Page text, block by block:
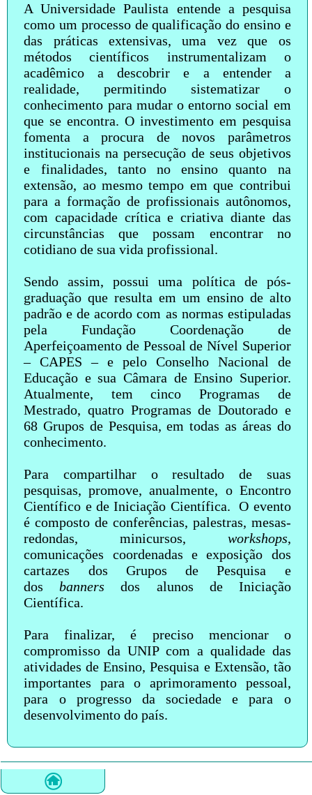
A Universidade Paulista entende a pesquisa
como um processo de qualificação do ensino e
das práticas extensivas, uma vez que os
métodos científicos instrumentalizam o
acadêmico a descobrir e a entender a
realidade, permitindo sistematizar o
conhecimento para mudar o entorno social em
que se encontra. O investimento em pesquisa
fomenta a procura de novos parâmetros
institucionais na persecução de seus objetivos
e finalidades, tanto no ensino quanto na
extensão, ao mesmo tempo em que contribui
para a formação de profissionais autônomos,
com capacidade crítica e criativa diante das
circunstâncias que possam encontrar no
cotidiano de sua vida profissional.
Sendo assim, possui uma política de pós-
graduação que resulta em um ensino de alto
padrão e de acordo com as normas estipuladas
pela Fundação Coordenação de
Aperfeiçoamento de Pessoal de Nível Superior
– CAPES – e pelo Conselho Nacional de
Educação e sua Câmara de Ensino Superior.
Atualmente, tem cinco Programas de
Mestrado, quatro Programas de Doutorado e
68 Grupos de Pesquisa, em todas as áreas do
conhecimento.
Para compartilhar o resultado de suas
pesquisas, promove, anualmente, o Encontro
Científico e de Iniciação Científica. O evento
é composto de conferências, palestras, mesas-
redondas, minicursos, workshops,
comunicações coordenadas e exposição dos
cartazes dos Grupos de Pesquisa e
dosbanners dos alunos de Iniciação
Científica.
Para finalizar, é preciso mencionar o
compromisso da UNIP com a qualidade das
atividades de Ensino, Pesquisa e Extensão, tão
importantes para o aprimoramento pessoal,
para o progresso da sociedade e para o
desenvolvimento do país.